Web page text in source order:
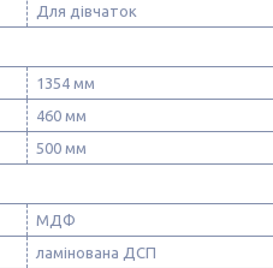
Для дівчаток
1354 мм
460 мм
500 мм
МДФ
ламінована ДСП